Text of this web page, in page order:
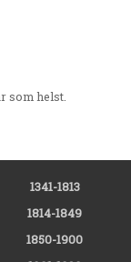
som helst.
1341-1813
1814-1849
1850-1900